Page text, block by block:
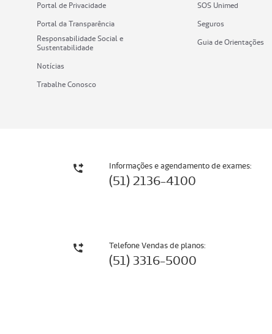
Portal de Privacidade
Portal da Transparência
Responsabilidade Social e
Sustentabilidade
Notícias
Trabalhe Conosco
SOS Unimed
Seguros
Guia de Orientações
Informações e agendamento de exames:
(51) 2136-4100
Telefone Vendas de planos:
(51) 3316-5000